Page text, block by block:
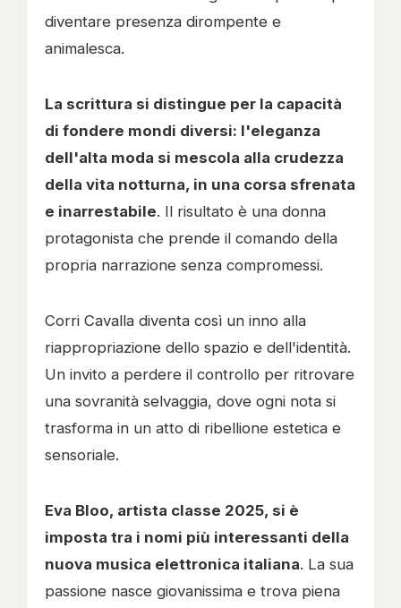
diventare presenza dirompente e
animalesca.
La scrittura si distingue per la capacità
di fondere mondi diversi: l'eleganza
dell'alta moda si mescola alla crudezza
della vita notturna, in una corsa sfrenata
e inarrestabile. Il risultato è una donna
protagonista che prende il comando della
propria narrazione senza compromessi.
Corri Cavalla diventa così un inno alla
riappropriazione dello spazio e dell'identità.
Un invito a perdere il controllo per ritrovare
una sovranità selvaggia, dove ogni nota si
trasforma in un atto di ribellione estetica e
sensoriale.
Eva Bloo, artista classe 2025, si è
imposta tra i nomi più interessanti della
nuova musica elettronica italiana. La sua
passione nasce giovanissima e trova piena